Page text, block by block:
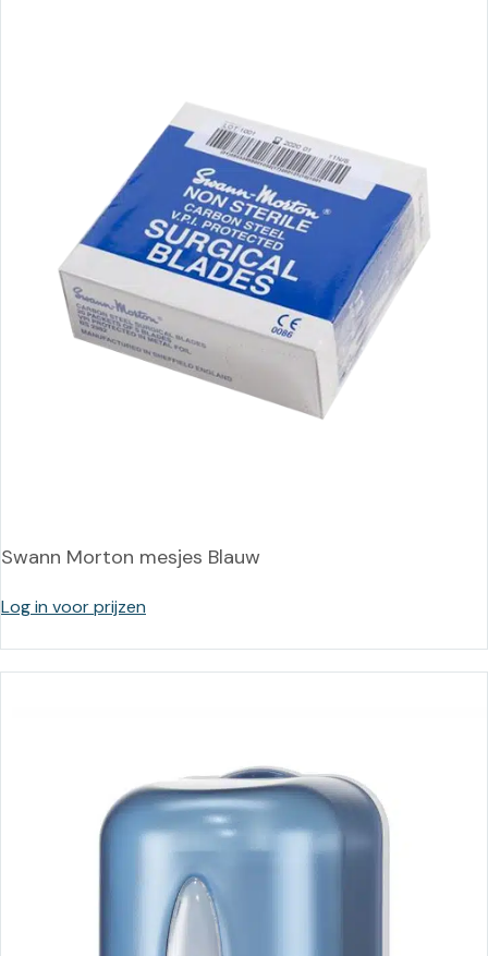
Swann Morton mesjes Blauw
Log in voor prijzen